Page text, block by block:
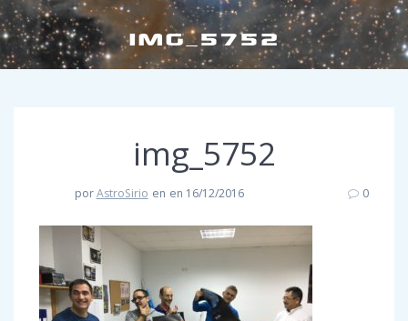
IMG_5752
img_5752
porAstroSirio en en 16/12/2016 0